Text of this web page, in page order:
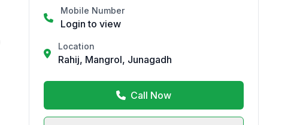
Mobile Number
Login to view
Location
Rahij, Mangrol, Junagadh
Call Now